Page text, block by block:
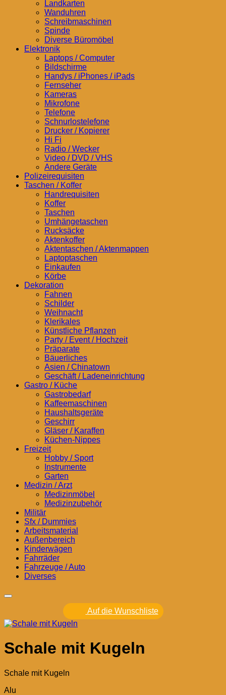
Landkarten
Wanduhren
Schreibmaschinen
Spinde
Diverse Büromöbel
Elektronik
Laptops / Computer
Bildschirme
Handys / iPhones / iPads
Fernseher
Kameras
Mikrofone
Telefone
Schnurlostelefone
Drucker / Kopierer
Hi Fi
Radio / Wecker
Video / DVD / VHS
Andere Geräte
Polizeirequisiten
Taschen / Koffer
Handrequisiten
Koffer
Taschen
Umhängetaschen
Rucksäcke
Aktenkoffer
Aktentaschen / Aktenmappen
Laptoptaschen
Einkaufen
Körbe
Dekoration
Fahnen
Schilder
Weihnacht
Klerikales
Künstliche Pflanzen
Party / Event / Hochzeit
Präparate
Bäuerliches
Asien / Chinatown
Geschäft / Ladeneinrichtung
Gastro / Küche
Gastrobedarf
Kaffeemaschinen
Haushaltsgeräte
Geschirr
Gläser / Karaffen
Küchen-Nippes
Freizeit
Hobby / Sport
Instrumente
Garten
Medizin / Arzt
Medizinmöbel
Medizinzubehör
Militär
Sfx / Dummies
Arbeitsmaterial
Außenbereich
Kinderwägen
Fahrräder
Fahrzeuge / Auto
Diverses
Auf die Wunschliste
Schale mit Kugeln
Schale mit Kugeln
Alu